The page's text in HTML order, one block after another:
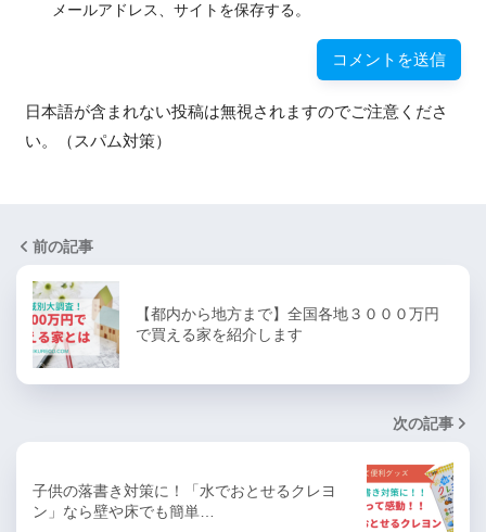
メールアドレス、サイトを保存する。
日本語が含まれない投稿は無視されますのでご注意くださ
い。（スパム対策）
前の記事
【都内から地方まで】全国各地３０００万円
で買える家を紹介します
次の記事
子供の落書き対策に！「水でおとせるクレヨ
ン」なら壁や床でも簡単…